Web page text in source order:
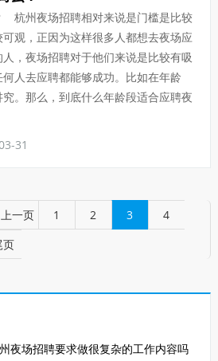
杭州夜场招聘相对来说是门槛是比较
观，正因为这样很多人都想去夜场应
，夜场招聘对于他们来说是比较有吸
人去应聘都能够成功。比如在年龄
究。那么，到底什么年龄段适合应聘夜
31
上一页 1 2 3
4
页
夜场招聘要求做很复杂的工作内容吗